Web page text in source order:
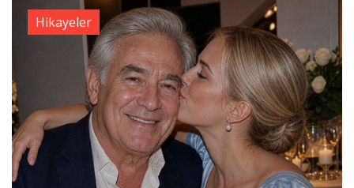
Hikayeler